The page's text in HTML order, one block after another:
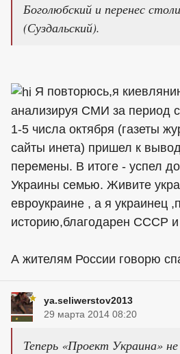
Боголюбский и перенес
(Суздальский).
Я повторюсь,я
анализируя СМИ за период
1-5 числа октября (газеты
сайты инета) пришел к
перемены. В итоге - успел
Украины семью. Живите
евроукраине , а я украинец
историю,благодарен СССР и
А жителям России говорю
ya.seliwerstov2013
29 марта 2014 08:20
Теперь «Проект Украина»